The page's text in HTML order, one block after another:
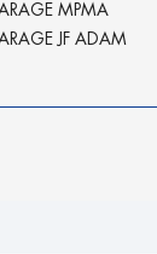
MPMA
JF ADAM